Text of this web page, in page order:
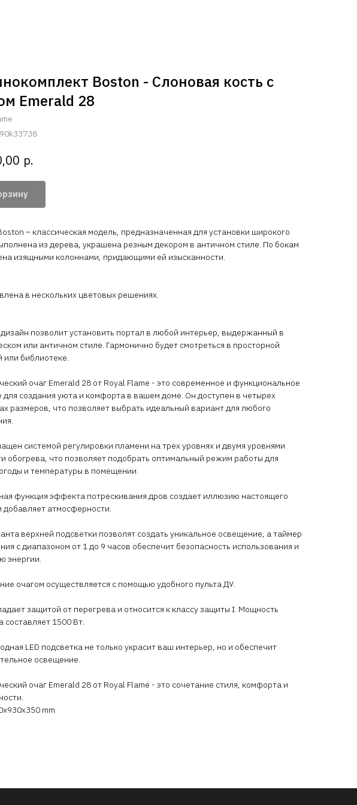
Boston - Слоновая кость с
Emerald 28
р.
– классическая модель, предназначенная для установки широкого
из дерева, украшена резным декором в античном стиле. По бокам
изящными колоннами, придающими ей изысканности.
в нескольких цветовых решениях.
позволит установить портал в любой интерьер, выдержанный в
или античном стиле. Гармонично будет смотреться в просторной
или библиотеке.
очаг Emerald 28 от Royal Flame - это современное и функциональное
создания уюта и комфорта в вашем доме. Он доступен в четырех
размеров, что позволяет выбрать идеальный вариант для любого
системой регулировки пламени на трех уровнях и двумя уровнями
обогрева, что позволяет подобрать оптимальный режим работы для
и температуры в помещении.
функция эффекта потрескивания дров создает иллюзию настоящего
добавляет атмосферности.
верхней подсветки позволят создать уникальное освещение, а таймер
с диапазоном от 1 до 9 часов обеспечит безопасность использования и
энергии.
очагом осуществляется с помощью удобного пульта ДУ.
защитой от перегрева и относится к классу защиты I. Мощность
составляет 1500 Вт.
LED подсветка не только украсит ваш интерьер, но и обеспечит
освещение.
очаг Emerald 28 от Royal Flame - это сочетание стиля, комфорта и
mm